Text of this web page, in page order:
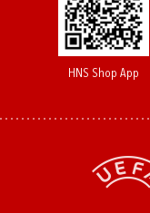
HNS Shop App